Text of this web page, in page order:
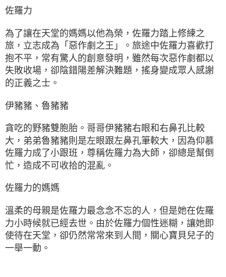
佐羅力
為了讓在天堂的媽媽以他為榮，佐羅力踏上修練之
旅，立志成為「惡作劇之王」。旅途中佐羅力喜歡打
抱不平，常有驚人的創意發明，雖然每次惡作劇都以
失敗收場，卻陰錯陽差解決難題，搖身變成眾人感謝
的正義之士。
伊豬豬、魯豬豬
貪吃的野豬雙胞胎。哥哥伊豬豬右眼和右鼻孔比較
大，弟弟魯豬豬則是左眼跟左鼻孔筆較大，因為仰慕
佐羅力成了小跟班，尊稱佐羅力為大師，卻總是幫倒
忙，造成不可收拾的混亂。
佐羅力的媽媽
溫柔的母親是佐羅力最念念不忘的人，但是她在佐羅
力小時候就已經去世。由於佐羅力個性迷糊，讓她即
使待在天堂，卻仍然常常來到人間，關心寶貝兒子的
一舉一動。